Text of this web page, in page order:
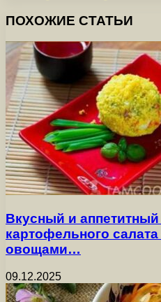
ПОХОЖИЕ СТАТЬИ
Вкусный и аппетитный
картофельного
овощами…
09.12.2025